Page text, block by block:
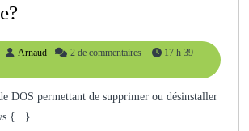
Comment
Désinstaller
Un
Service
19
2012
Arnaud Arnaud2 de commentaires
17 h 39
{...}